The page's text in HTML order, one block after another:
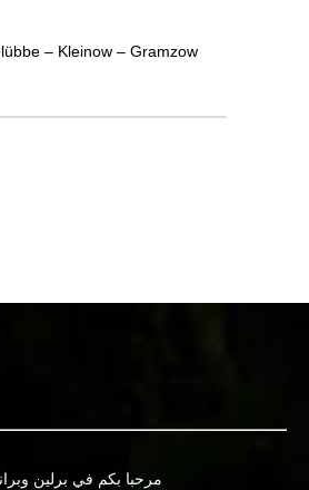
– Kleinow – Gramzow
مرحبا بكم في برلين